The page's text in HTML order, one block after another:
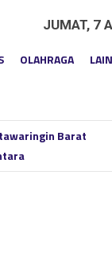
JUMAT, 7
OLAHRAGA LAIN
Barat